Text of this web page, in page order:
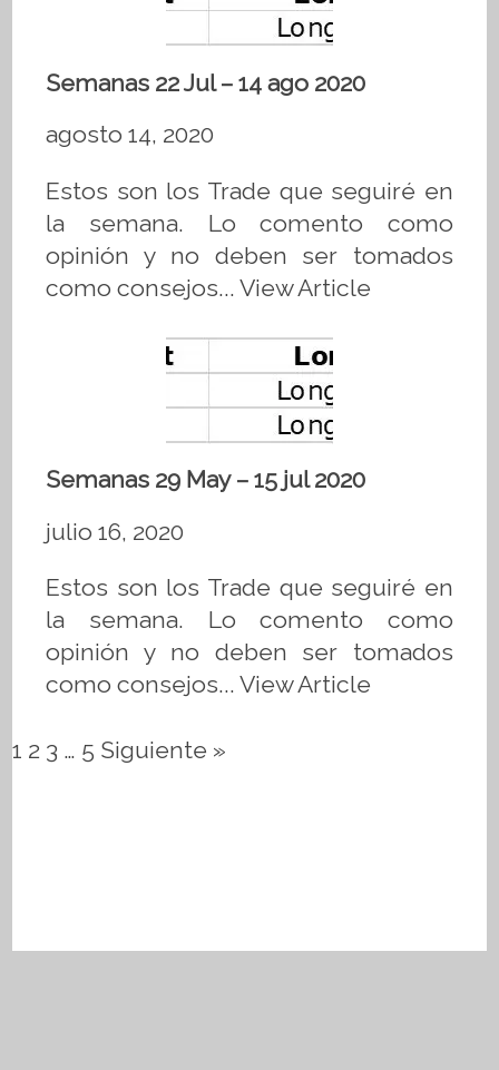
Semanas 22 Jul – 14 ago 2020
agosto 14, 2020
Estos son los Trade que seguiré en
la semana. Lo comento como
opinión y no deben ser tomados
como consejos...View Article
Semanas 29 May – 15 jul 2020
julio 16, 2020
Estos son los Trade que seguiré en
la semana. Lo comento como
opinión y no deben ser tomados
como consejos...View Article
1 2 3 … 5 Siguiente »